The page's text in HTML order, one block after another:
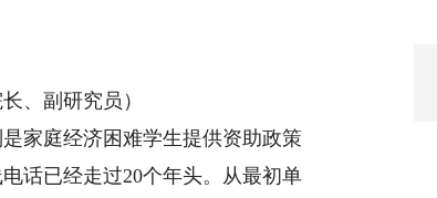
、副研究员）
家庭经济困难学生提供资助政策
话已经走过20个年头。从最初单